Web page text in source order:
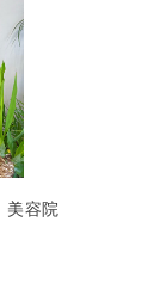
容院